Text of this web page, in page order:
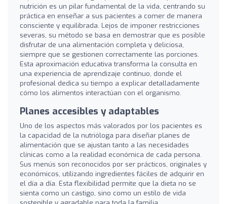
nutrición es un pilar fundamental de la vida, centrando su
práctica en enseñar a sus pacientes a comer de manera
consciente y equilibrada. Lejos de imponer restricciones
severas, su método se basa en demostrar que es posible
disfrutar de una alimentación completa y deliciosa,
siempre que se gestionen correctamente las porciones.
Esta aproximación educativa transforma la consulta en
una experiencia de aprendizaje continuo, donde el
profesional dedica su tiempo a explicar detalladamente
cómo los alimentos interactúan con el organismo.
Planes accesibles y adaptables
Uno de los aspectos más valorados por los pacientes es
la capacidad de la nutrióloga para diseñar planes de
alimentación que se ajustan tanto a las necesidades
clínicas como a la realidad económica de cada persona.
Sus menús son reconocidos por ser prácticos, originales y
económicos, utilizando ingredientes fáciles de adquirir en
el día a día. Esta flexibilidad permite que la dieta no se
sienta como un castigo, sino como un estilo de vida